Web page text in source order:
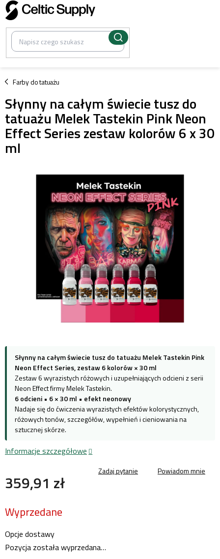
Przejść
do
treści
Farby do tatuażu
/
Słynny na całym świecie tusz do
tatuażu Melek Tastekin Pink Neon
Effect Series zestaw kolorów 6 x 30
ml
359,91 zł
jednostkowa:
Wyprzedane
Opcje dostawy
Pozycja została wyprzedana…
Słynny na całym świecie tusz do tatuażu Melek Tastekin Pink
Neon Effect Series, zestaw 6 kolorów × 30 ml
Zestaw 6 wyrazistych różowych i uzupełniających odcieni z serii
Neon Effect firmy Melek Tastekin.
6 odcieni • 6 × 30 ml • efekt neonowy
Nadaje się do ćwiczenia wyrazistych efektów kolorystycznych,
różowych tonów, szczegółów, wypełnień i cieniowania na
sztucznej skórze.
Informacje szczegółowe
Zadaj pytanie Powiadom mnie